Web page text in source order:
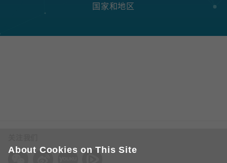
国家和地区
About Cookies on This Site